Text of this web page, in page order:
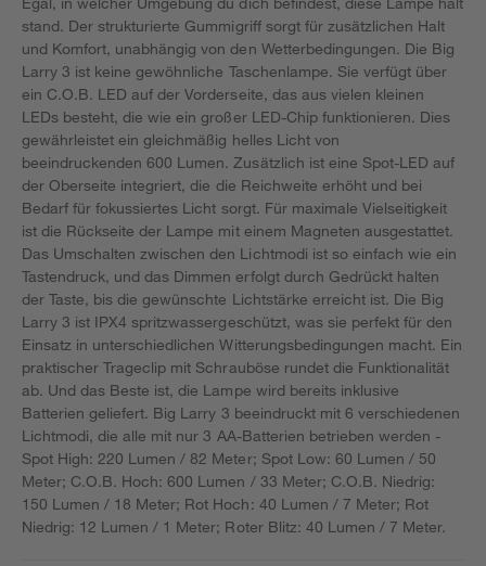
stand. Der strukturierte Gummigriff sorgt für zusätzlichen Halt
und Komfort, unabhängig von den Wetterbedingungen. Die Big
Larry 3 ist keine gewöhnliche Taschenlampe. Sie verfügt über
ein C.O.B. LED auf der Vorderseite, das aus vielen kleinen
LEDs besteht, die wie ein großer LED-Chip funktionieren. Dies
gewährleistet ein gleichmäßig helles Licht von
beeindruckenden 600 Lumen. Zusätzlich ist eine Spot-LED auf
der Oberseite integriert, die die Reichweite erhöht und bei
Bedarf für fokussiertes Licht sorgt. Für maximale Vielseitigkeit
ist die Rückseite der Lampe mit einem Magneten ausgestattet.
Das Umschalten zwischen den Lichtmodi ist so einfach wie ein
Tastendruck, und das Dimmen erfolgt durch Gedrückt halten
der Taste, bis die gewünschte Lichtstärke erreicht ist. Die Big
Larry 3 ist IPX4 spritzwassergeschützt, was sie perfekt für den
Einsatz in unterschiedlichen Witterungsbedingungen macht. Ein
praktischer Trageclip mit Schrauböse rundet die Funktionalität
ab. Und das Beste ist, die Lampe wird bereits inklusive
Batterien geliefert. Big Larry 3 beeindruckt mit 6 verschiedenen
Lichtmodi, die alle mit nur 3 AA-Batterien betrieben werden -
Spot High: 220 Lumen / 82 Meter; Spot Low: 60 Lumen / 50
Meter; C.O.B. Hoch: 600 Lumen / 33 Meter; C.O.B. Niedrig:
150 Lumen / 18 Meter; Rot Hoch: 40 Lumen / 7 Meter; Rot
Niedrig: 12 Lumen / 1 Meter; Roter Blitz: 40 Lumen / 7 Meter.